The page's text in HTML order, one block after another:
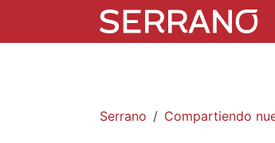
Serrano Compartiendo